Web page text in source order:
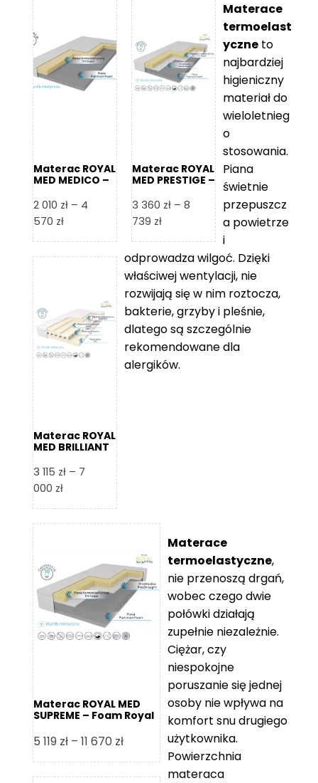
do
8
865 zł
Materac ROYAL
MED MEDICO –
2 010 zł – 4
570 złZakres
od
4
570 zł
Materac ROYAL
MED PRESTIGE –
3 360 zł – 8
739 złZakres
od
3
360 zł
do
8
739 zł
Materac ROYAL
MED BRILLIANT
3 115 zł – 7
000 złZakres
od
7
000 zł
Materace
termoelast
yczne to
najbardziej
higieniczny
materiał do
wieloletnieg
o
stosowania.
Piana
świetnie
przepuszcz
a powietrze
i
odprowadza wilgoć. Dzięki
właściwej wentylacji, nie
rozwijają się w nim roztocza,
bakterie, grzyby i pleśnie,
dlatego są szczególnie
rekomendowane dla
alergików.
Materac ROYAL MED
SUPREME – Foam Royal
5 119 zł – 11 670 złZakres
cen:
od
Materace
termoelastyczne,
nie przenoszą drgań,
wobec czego dwie
połówki działają
zupełnie niezależnie.
Ciężar, czy
niespokojne
poruszanie się jednej
osoby nie wpływa na
komfort snu drugiego
użytkownika.
Powierzchnia
materaca